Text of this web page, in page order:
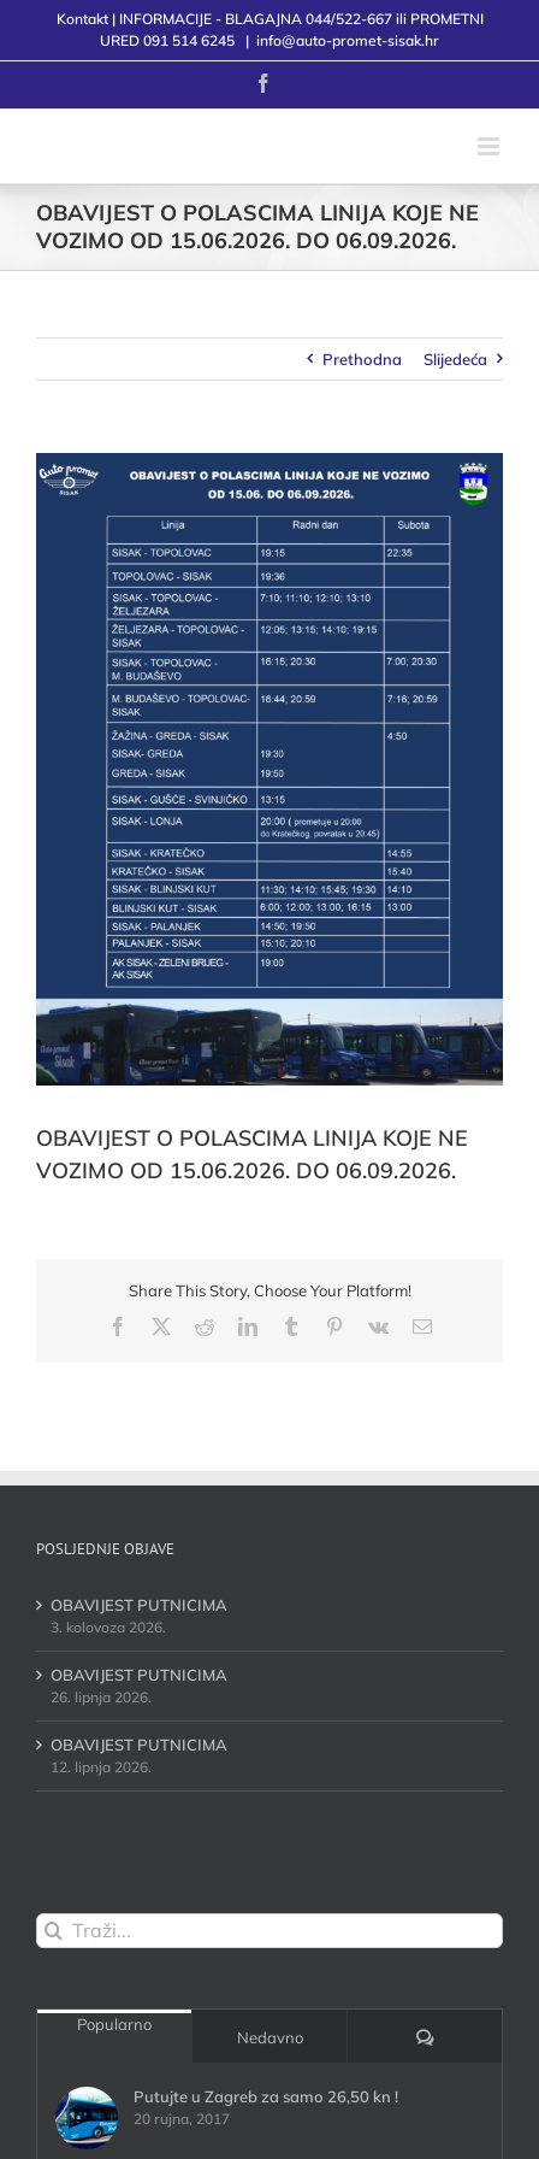
Kontakt | INFORMACIJE - BLAGAJNA 044/522-667 ili PROMETNI
URED 091 514 6245
| info@auto-promet-sisak.hr
OBAVIJEST O POLASCIMA LINIJA KOJE NE
VOZIMO OD 15.06.2026. DO 06.09.2026.
Prethodna Slijedeća
View
Larger
OBAVIJEST O POLASCIMA LINIJA KOJE NE
VOZIMO OD 15.06.2026. DO 06.09.2026.
Share This Story, Choose Your Platform!
Facebook
RedditLinkedInTumblr Pinterest
Vk Email:
POSLJEDNJE OBJAVE
OBAVIJEST PUTNICIMA
3. kolovoza 2026.
OBAVIJEST PUTNICIMA
26. lipnja 2026.
OBAVIJEST PUTNICIMA
12. lipnja 2026.
Traži...
Popularno
Nedavno Komentari:
Putujte u Zagreb za samo 26,50 kn !
20 rujna, 2017